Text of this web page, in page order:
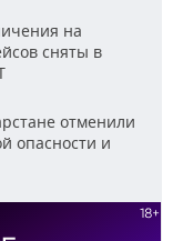
на
сняты в
отменили
опасности и